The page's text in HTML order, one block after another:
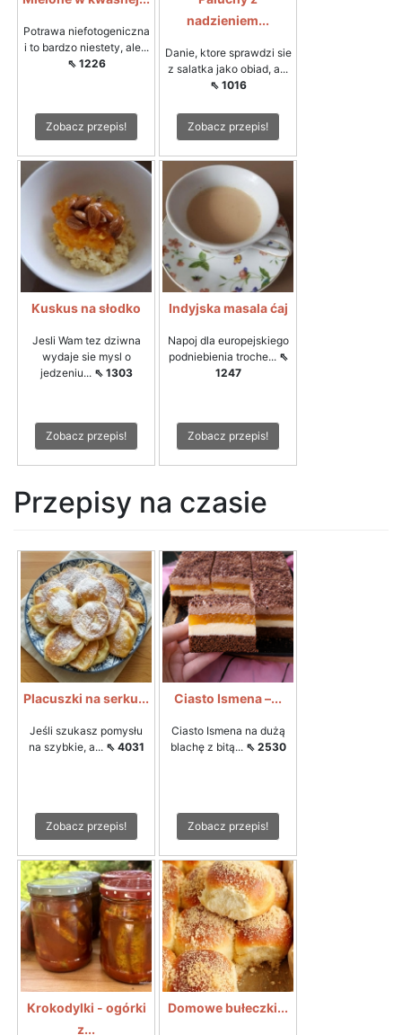
Potrawa niefotogeniczna
i to bardzo niestety, ale...
⇖ 1226
Zobacz przepis!
nadzieniem...
Danie, ktore sprawdzi sie
z salatka jako obiad, a...
⇖ 1016
Zobacz przepis!
Kuskus na słodko
Jesli Wam tez dziwna
wydaje sie mysl o
jedzeniu... ⇖ 1303
Zobacz przepis!
Indyjska masala ćaj
Napoj dla europejskiego
podniebienia troche... ⇖
1247
Zobacz przepis!
Przepisy na czasie
Placuszki na serku...
Jeśli szukasz pomysłu
na szybkie, a... ⇖ 4031
Zobacz przepis!
Ciasto Ismena –...
Ciasto Ismena na dużą
blachę z bitą... ⇖ 2530
Zobacz przepis!
Krokodylki - ogórki
z...
Domowe bułeczki...